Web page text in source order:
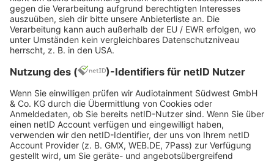
Lehramt doch nichts für mich ist?
Wie sieht's mit Verbeamtung aus?
Hier kannst du dir alles
nochmal anhören